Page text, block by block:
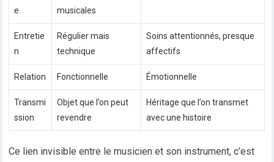
e
musicales
Entretie
n
Régulier mais
technique
Soins attentionnés, presque
affectifs
Relation Fonctionnelle Émotionnelle
Transmi
ssion
Objet que l’on peut
revendre
Héritage que l’on transmet
avec une histoire
Ce lien invisible entre le musicien et son instrument, c’est